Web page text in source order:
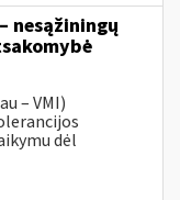
nesąžiningų
– VMI)
dėl